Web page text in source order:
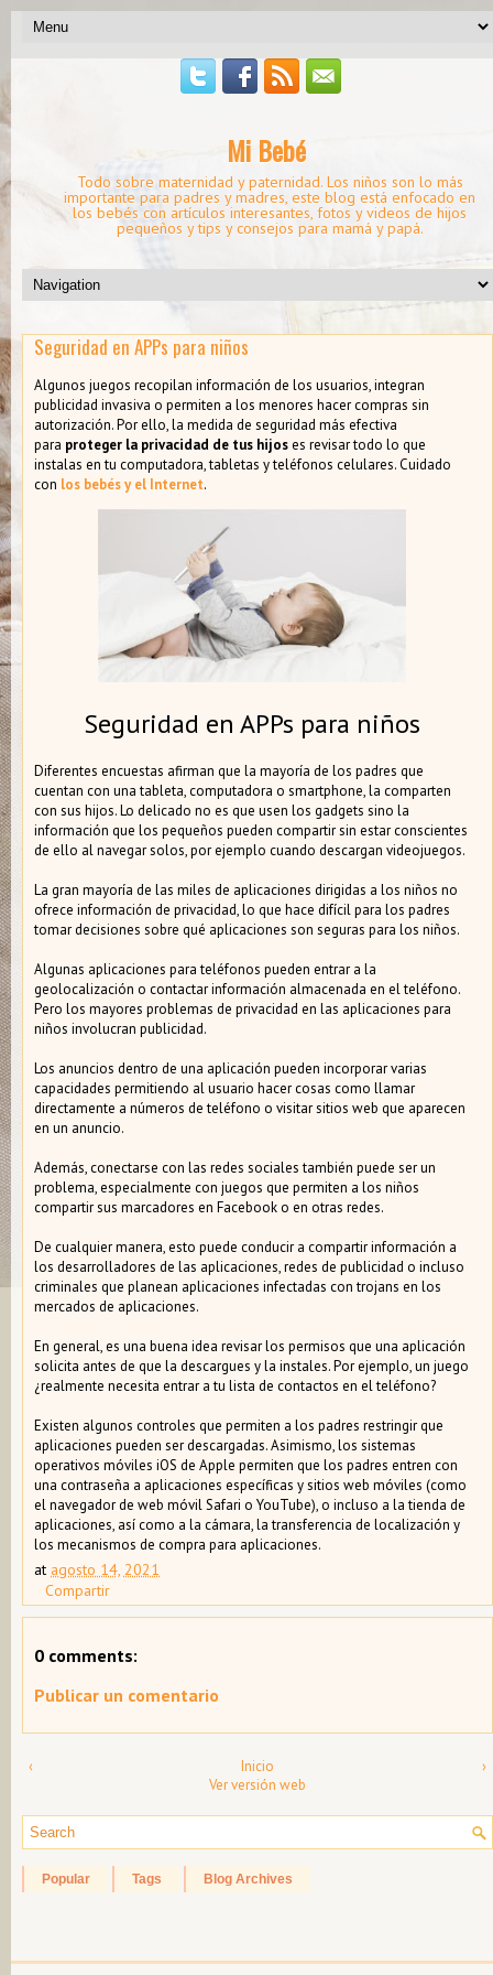
Mi Bebé
Todo sobre maternidad y paternidad. Los niños son lo más
importante para padres y madres, este blog está enfocado en
los bebés con artículos interesantes, fotos y videos de hijos
pequeños y tips y consejos para mamá y papá.
Seguridad en APPs para niños
Algunos juegos recopilan información de los usuarios, integran
publicidad invasiva o permiten a los menores hacer compras sin
autorización. Por ello, la medida de seguridad más efectiva
para proteger la privacidad de tus hijoses revisar todo lo que
instalas en tu computadora, tabletas y teléfonos celulares. Cuidado
con los bebés y el Internet.
Seguridad en APPs para niños
Diferentes encuestas afirman que la mayoría de los padres que
cuentan con una tableta, computadora o smartphone, la comparten
con sus hijos. Lo delicado no es que usen los gadgets sino la
información que los pequeños pueden compartir sin estar conscientes
de ello al navegar solos, por ejemplo cuando descargan videojuegos.
La gran mayoría de las miles de aplicaciones dirigidas a los niños no
ofrece información de privacidad, lo que hace difícil para los padres
tomar decisiones sobre qué aplicaciones son seguras para los niños.
Algunas aplicaciones para teléfonos pueden entrar a la
geolocalización o contactar información almacenada en el teléfono.
Pero los mayores problemas de privacidad en las aplicaciones para
niños involucran publicidad.
Los anuncios dentro de una aplicación pueden incorporar varias
capacidades permitiendo al usuario hacer cosas como llamar
directamente a números de teléfono o visitar sitios web que aparecen
en un anuncio.
Además, conectarse con las redes sociales también puede ser un
problema, especialmente con juegos que permiten a los niños
compartir sus marcadores en Facebook o en otras redes.
De cualquier manera, esto puede conducir a compartir información a
los desarrolladores de las aplicaciones, redes de publicidad o incluso
criminales que planean aplicaciones infectadas con trojans en los
mercados de aplicaciones.
En general, es una buena idea revisar los permisos que una aplicación
solicita antes de que la descargues y la instales. Por ejemplo, un juego
¿realmente necesita entrar a tu lista de contactos en el teléfono?
Existen algunos controles que permiten a los padres restringir que
aplicaciones pueden ser descargadas. Asimismo, los sistemas
operativos móviles iOS de Apple permiten que los padres entren con
una contraseña a aplicaciones específicas y sitios web móviles (como
el navegador de web móvil Safari o YouTube), o incluso a la tienda de
aplicaciones, así como a la cámara, la transferencia de localización y
los mecanismos de compra para aplicaciones.
at agosto 14, 2021
Compartir
0 comments:
Publicar un comentario
‹ ›
Inicio
Ver versión web
Popular Tags Blog Archives